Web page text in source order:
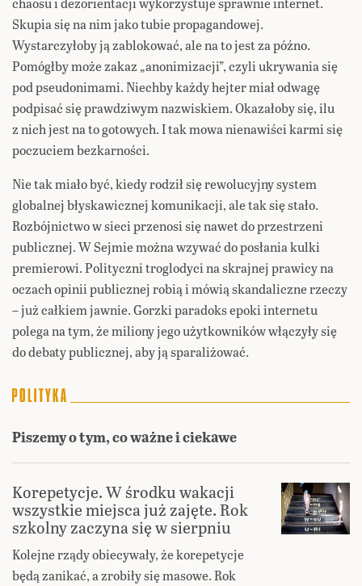
Skupia się na nim jako tubie propagandowej.
Wystarczyłoby ją zablokować, ale na to jest za późno.
Pomógłby może zakaz „anonimizacji”, czyli ukrywania się
pod pseudonimami. Niechby każdy hejter miał odwagę
podpisać się prawdziwym nazwiskiem. Okazałoby się, ilu
z nich jest na to gotowych. I tak mowa nienawiści karmi się
poczuciem bezkarności.
Nie tak miało być, kiedy rodził się rewolucyjny system
globalnej błyskawicznej komunikacji, ale tak się stało.
Rozbójnictwo w sieci przenosi się nawet do przestrzeni
publicznej. W Sejmie można wzywać do posłania kulki
premierowi. Polityczni troglodyci na skrajnej prawicy na
oczach opinii publicznej robią i mówią skandaliczne rzeczy
– już całkiem jawnie. Gorzki paradoks epoki internetu
polega na tym, że miliony jego użytkowników włączyły się
do debaty publicznej, aby ją sparaliżować.
Piszemy o tym, co ważne i ciekawe
Korepetycje. W środku wakacji
wszystkie miejsca już zajęte. Rok
szkolny zaczyna się w sierpniu
Kolejne rządy obiecywały, że korepetycje
będą zanikać, a zrobiły się masowe. Rok